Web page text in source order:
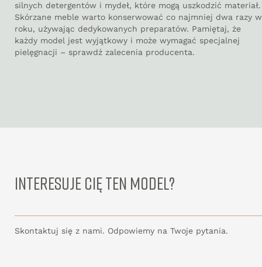
silnych detergentów i mydeł, które mogą uszkodzić materiał.
Skórzane meble warto konserwować co najmniej dwa razy w
roku, używając dedykowanych preparatów. Pamiętaj, że
każdy model jest wyjątkowy i może wymagać specjalnej
pielęgnacji – sprawdź zalecenia producenta.
INTERESUJE CIĘ TEN MODEL?
Skontaktuj się z nami. Odpowiemy na Twoje pytania.